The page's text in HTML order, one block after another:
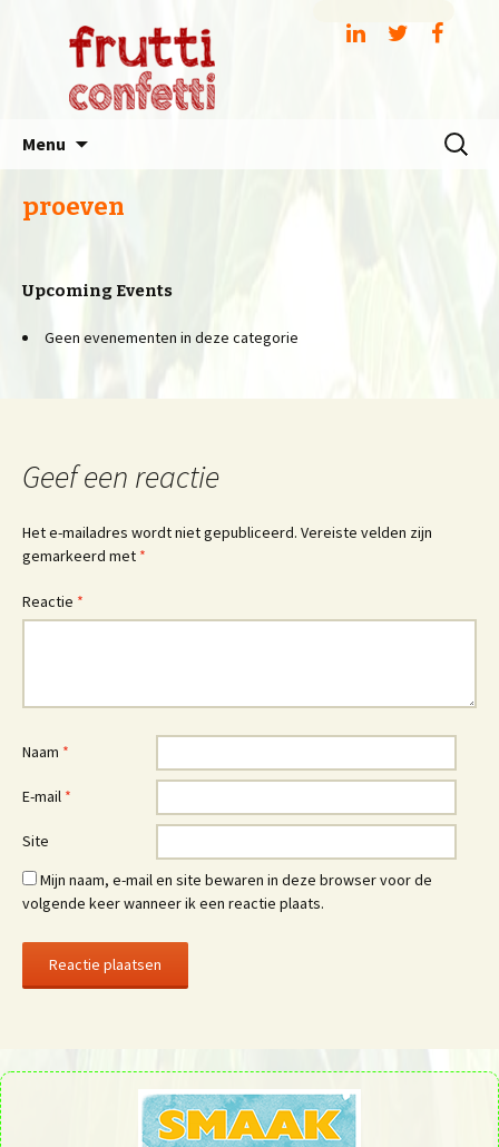
Menu
Zoeken
naar:
proeven
Upcoming Events
Geen evenementen in deze categorie
Geef een reactie
Het e-mailadres wordt niet gepubliceerd. Vereiste velden zijn
gemarkeerd met *
Reactie *
Naam *
E-mail *
Site
Mijn naam, e-mail en site bewaren in deze browser voor de
volgende keer wanneer ik een reactie plaats.